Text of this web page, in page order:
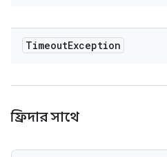
TimeoutException
ফ্রিদার সাথে